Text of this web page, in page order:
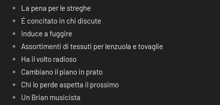
La pena per le streghe
É concitato in chi discute
Induce a fuggire
Assortimenti di tessuti per lenzuola e tovaglie
Ha il volto radioso
Cambiano il piano in prato
Chi lo perde aspetta il prossimo
Un Brian musicista